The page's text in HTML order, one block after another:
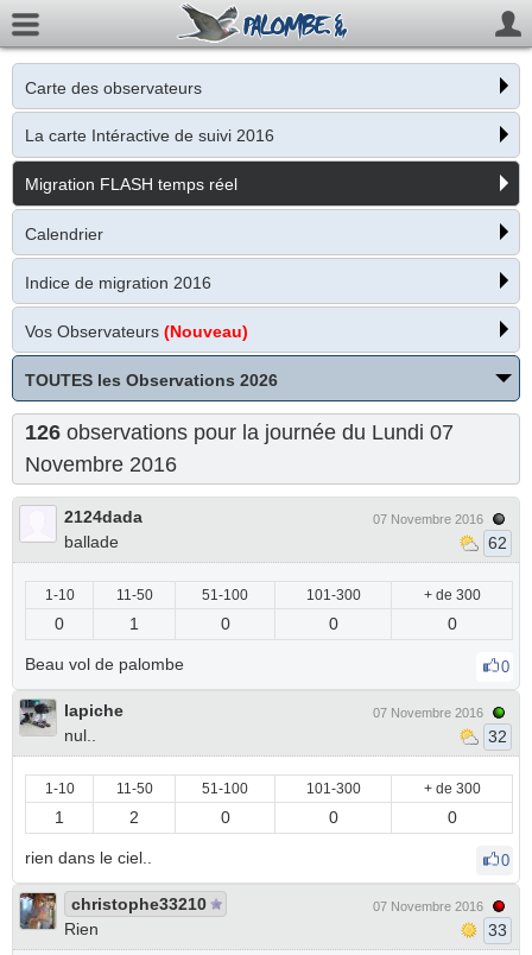
Carte des observateurs
La carte Intéractive de suivi 2016
Migration FLASH temps réel
Calendrier
Indice de migration 2016
Vos Observateurs (Nouveau)
TOUTES les Observations 2026
126 observations pour la journée du Lundi 07
Novembre 2016
2124dada
ballade
07 Novembre 2016
62
1-10 11-50 51-100 101-300 + de 300
0 1 0 0 0
Beau vol de palombe 0
lapiche
nul..
07 Novembre 2016
32
1-10 11-50 51-100 101-300 + de 300
1 2 0 0 0
rien dans le ciel.. 0
christophe33210
Rien
07 Novembre 2016
33